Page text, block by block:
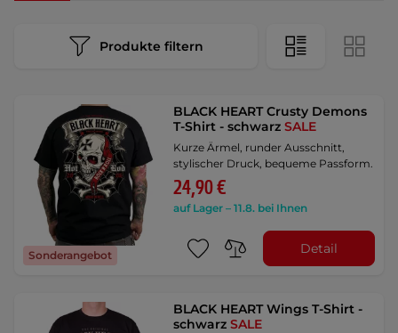
Produkte filtern
Sonderangebot
BLACK HEART Crusty Demons
T-Shirt - schwarzSALE
Kurze Ärmel, runder Ausschnitt,
stylischer Druck, bequeme Passform.
24,90 €
auf Lager – 11.8. bei Ihnen
Detail
BLACK HEART Wings T-Shirt -
schwarzSALE